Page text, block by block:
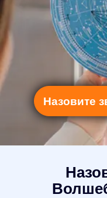
Назовите